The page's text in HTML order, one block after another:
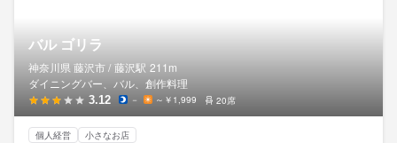
バル ゴリラ
神奈川県 藤沢市 / 藤沢駅 211m
ダイニングバー、バル、創作料理
3.12 － ～￥1,999 20席
個人経営 小さなお店
0466-46-1831
法人名・事業者名
株式会社逸才合祭
0466-46-1831
法人名・事業者名
株式会社逸才合祭
0466-46-1831
法人名・事業者名
株式会社逸才合祭